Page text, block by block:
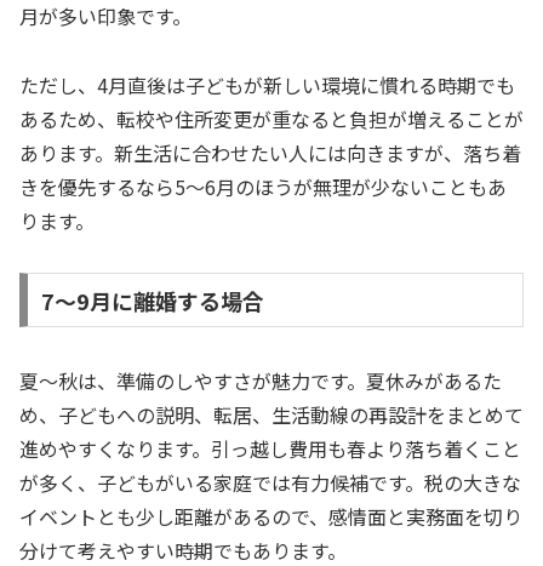
月が多い印象です。
ただし、4月直後は子どもが新しい環境に慣れる時期でも
あるため、転校や住所変更が重なると負担が増えることが
あります。新生活に合わせたい人には向きますが、落ち着
きを優先するなら5〜6月のほうが無理が少ないこともあ
ります。
7〜9月に離婚する場合
夏〜秋は、準備のしやすさが魅力です。夏休みがあるた
め、子どもへの説明、転居、生活動線の再設計をまとめて
進めやすくなります。引っ越し費用も春より落ち着くこと
が多く、子どもがいる家庭では有力候補です。税の大きな
イベントとも少し距離があるので、感情面と実務面を切り
分けて考えやすい時期でもあります。